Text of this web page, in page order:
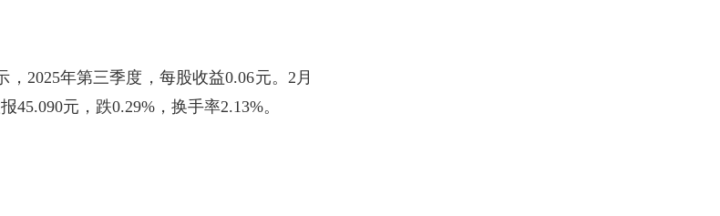
2025年第三季度，每股收益0.06元。2月
元，跌0.29%，换手率2.13%。